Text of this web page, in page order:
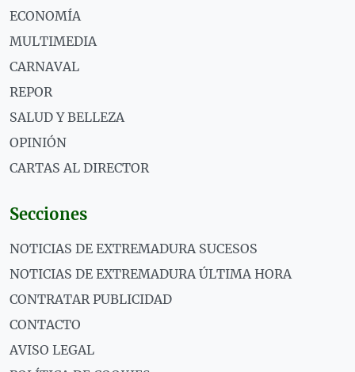
ECONOMÍA
MULTIMEDIA
CARNAVAL
REPOR
SALUD Y BELLEZA
OPINIÓN
CARTAS AL DIRECTOR
Secciones
NOTICIAS DE EXTREMADURA SUCESOS
NOTICIAS DE EXTREMADURA ÚLTIMA HORA
CONTRATAR PUBLICIDAD
CONTACTO
AVISO LEGAL